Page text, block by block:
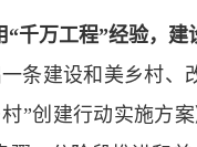
千万工程”经验，建
条建设和美乡村
”创建行动实施方